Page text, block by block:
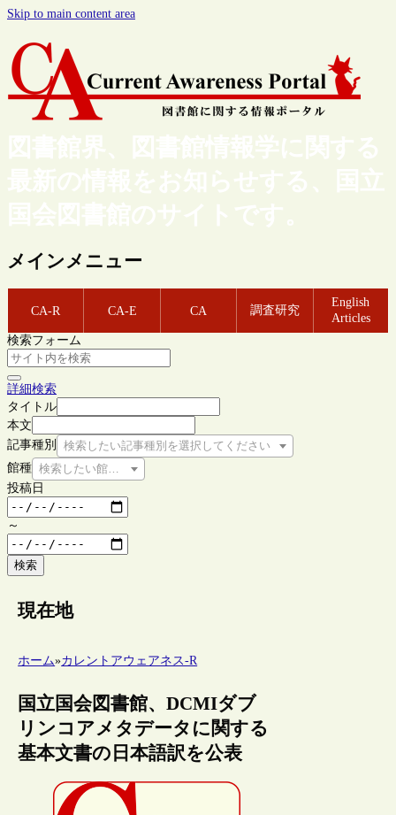
Skip to main content area
図書館界、図書館情報学に関する
最新の情報をお知らせする、国立
国会図書館のサイトです。
メインメニュー
CA-R CA-E CA 調査研究
English
Articles
検索フォーム
詳細検索
タイトル
本文
記事種別
検索したい記事種別を選択してください
館種 検索したい館種を選択してください
投稿日
～
検索
現在地
ホーム»カレントアウェアネス-R
国立国会図書館、DCMIダブ
リンコアメタデータに関する
基本文書の日本語訳を公表